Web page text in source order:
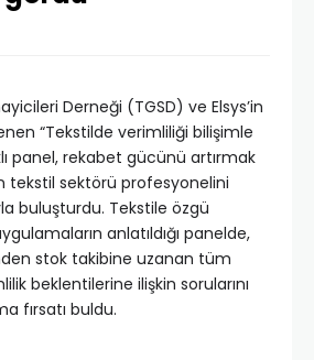
Derneği (TGSD) ve Elsys’in
“Tekstilde verimliliği bilişimle
panel, rekabet gücünü artırmak
tekstil sektörü profesyonelini
buluşturdu. Tekstile özgü
anlatıldığı panelde,
stok takibine uzanan tüm
beklentilerine ilişkin sorularını
fırsatı buldu.